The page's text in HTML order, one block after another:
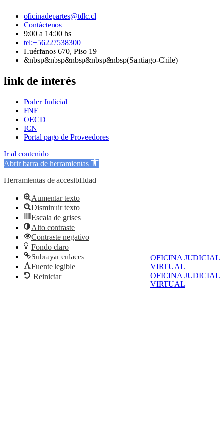
OFICINA JUDICIAL
VIRTUAL
OFICINA JUDICIAL
VIRTUAL
oficinadepartes@tdlc.cl
Contáctenos
9:00 a 14:00 hs
tel:+56227538300
Huérfanos 670, Piso 19
&nbsp&nbsp&nbsp&nbsp&nbsp(Santiago-Chile)
link de interés
Poder Judicial
FNE
OECD
ICN
Portal pago de Proveedores
Ir al contenido
Abrir barra de herramientas
Herramientas de accesibilidad
Aumentar texto
Disminuir texto
Escala de grises
Alto contraste
Contraste negativo
Fondo claro
Subrayar enlaces
Fuente legible
Reiniciar